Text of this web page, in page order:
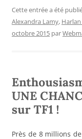
Cette entrée a été
Alexandra Lamy,
octobre 2015 par
UNE
sur TF1 !
Près de 8 millions